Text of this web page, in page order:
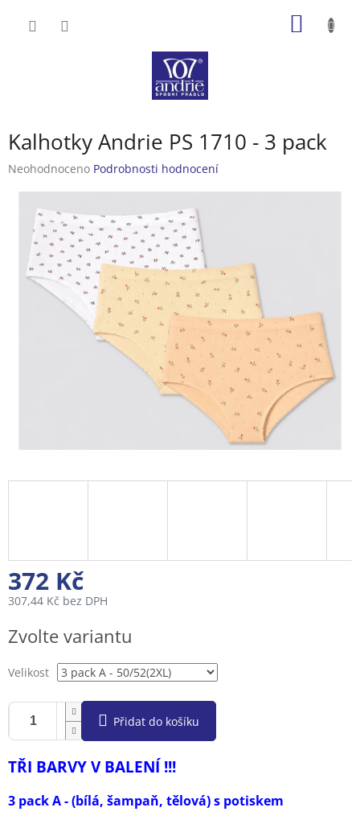
Kalhotky Andrie PS 1710 - 3 pack
Průměrné
hvězdiček.
Neohodnoceno Podrobnosti hodnocení
372 Kč
307,44 Kč bez DPH
cena:
Zvolte variantu
Velikost
Přidat do košíku
TŘI BARVY V BALENÍ !!!
3 pack A - (bílá, šampaň, tělová) s potiskem